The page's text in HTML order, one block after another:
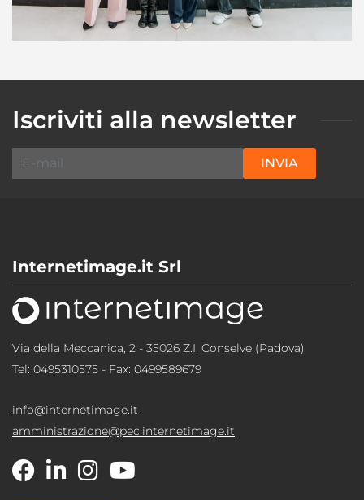
Iscriviti alla newsletter
INVIA
Internetimage.it Srl
Via della Meccanica, 2 - 35026 Z.I. Conselve (Padova)
Tel: 0495310575 - Fax: 0499589679
info@internetimage.it
amministrazione@pec.internetimage.it